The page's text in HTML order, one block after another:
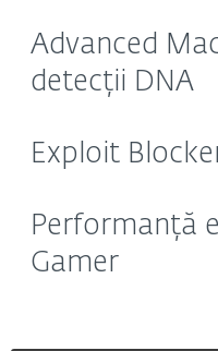
Advanced
detecții DNA
Exploit
Performanță
Gamer